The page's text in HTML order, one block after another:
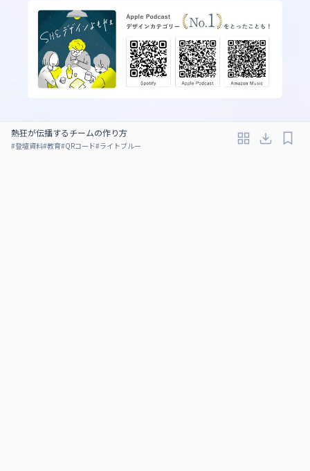
熱狂が伝播するチームの作り方
#登壇資料#教育#QRコード#ライトブルー